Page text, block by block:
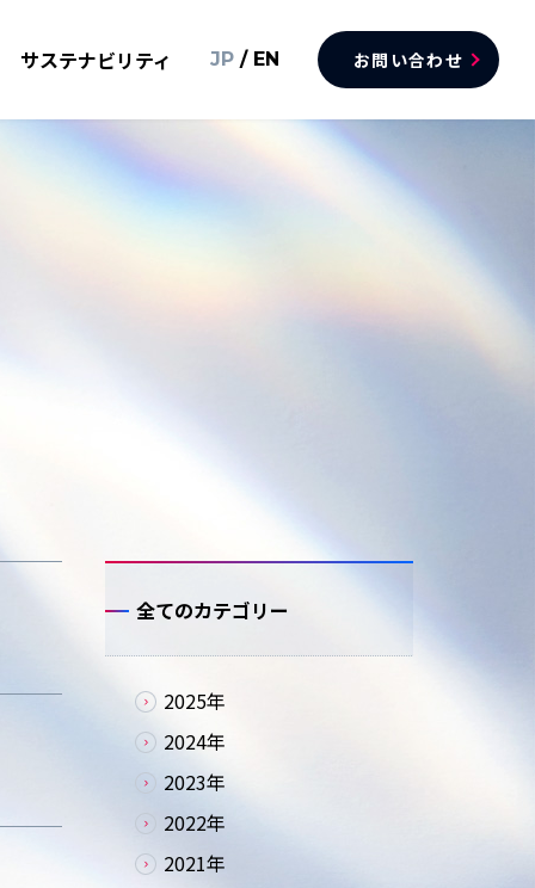
サステナビリティ JP / EN お問い合わせ
全てのカテゴリー
2025年
2024年
2023年
2022年
2021年